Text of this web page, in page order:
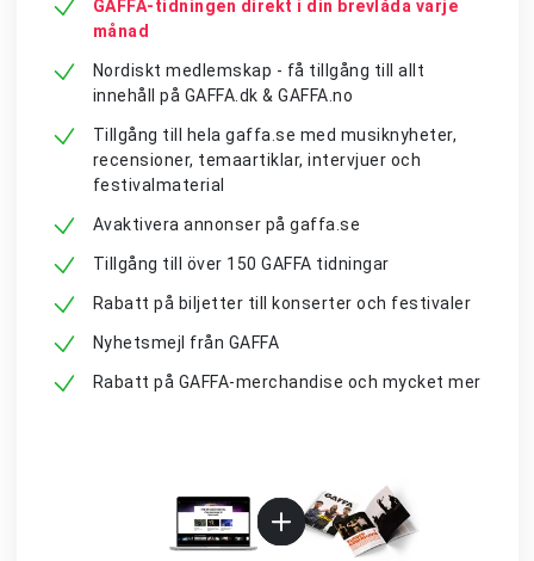
GAFFA-tidningen direkt i din brevlåda varje
månad
Nordiskt medlemskap - få tillgång till allt
innehåll på GAFFA.dk & GAFFA.no
Tillgång till hela gaffa.se med musiknyheter,
recensioner, temaartiklar, intervjuer och
festivalmaterial
Avaktivera annonser på gaffa.se
Tillgång till över 150 GAFFA tidningar
Rabatt på biljetter till konserter och festivaler
Nyhetsmejl från GAFFA
Rabatt på GAFFA-merchandise och mycket mer